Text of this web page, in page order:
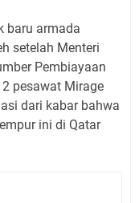
baru armada
setelah Menteri
Pembiayaan
pesawat Mirage
dari kabar bahwa
ini di Qatar